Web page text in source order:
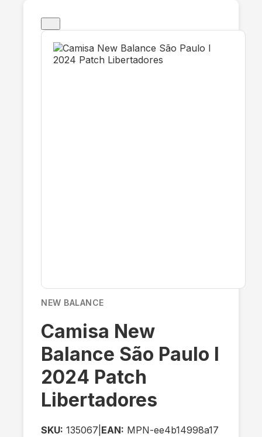
NEW BALANCE
Camisa New
Balance São Paulo I
2024 Patch
Libertadores
SKU: 135067 EAN: MPN-ee4b14998a17